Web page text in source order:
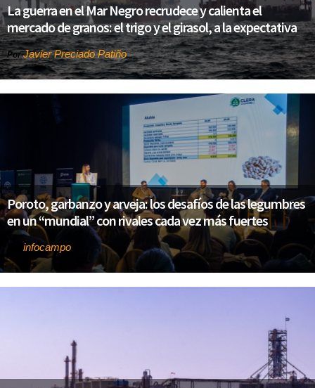
La guerra en el Mar Negro recrudece y calienta el
mercado de granos: el trigo y el girasol, a la expectativa
PorJavier Preciado Patiño
Poroto, garbanzo y arveja: los desafíos de las legumbres
en un “mundial” con rivales cada vez más fuertes
infocampo